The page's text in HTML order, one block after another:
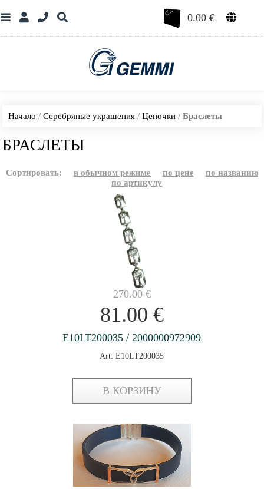
0.00€
Начало /Серебряные украшения /Цепочки /Браслеты
БРАСЛЕТЫ
Сортировать: в обычном режиме по цене
по названию
по артикулу
270.00€
81.00 €
E10LT200035 / 2000000972909
Art: E10LT200035
В КОРЗИНУ